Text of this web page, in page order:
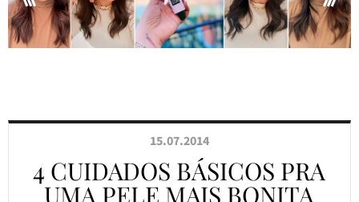
15.07.2014
4 CUIDADOS BÁSICOS PRA
UMA PELE MAIS BONITA